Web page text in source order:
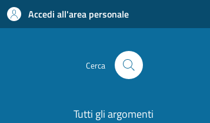
Accedi all'area personale
Cerca
Tutti gli argomenti